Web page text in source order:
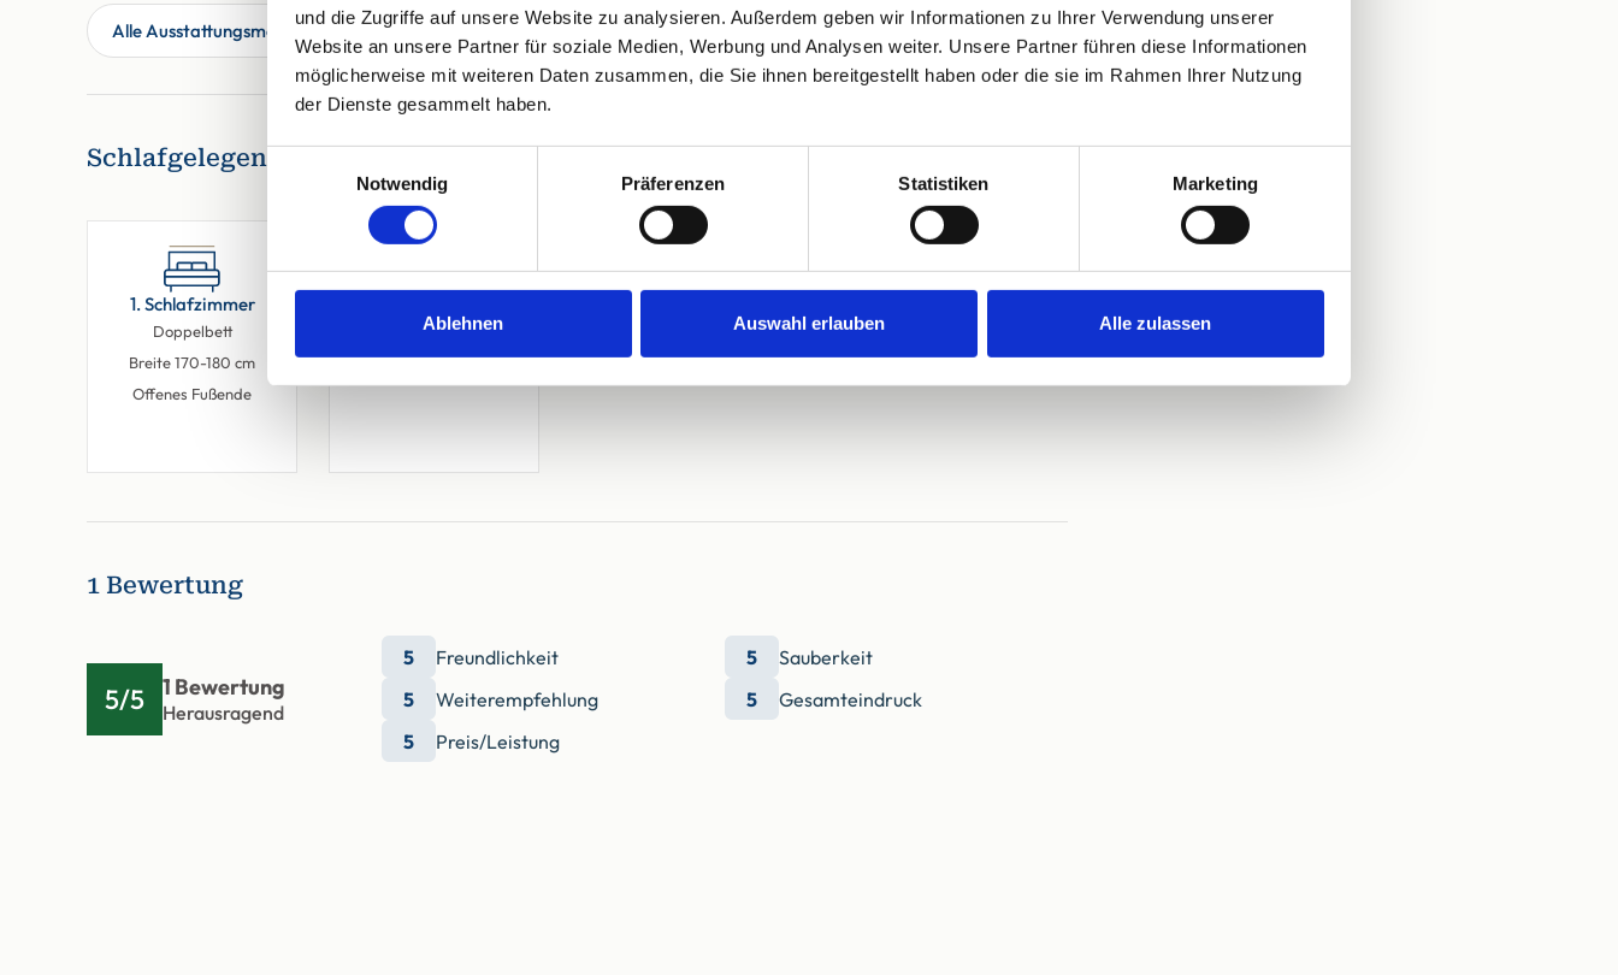
und die Zugriffe auf unsere Website zu analysieren. Außerdem geben wir Informationen zu Ihrer Verwendung unserer
Website an unsere Partner für soziale Medien, Werbung und Analysen weiter. Unsere Partner führen diese Informationen
möglicherweise mit weiteren Daten zusammen, die Sie ihnen bereitgestellt haben oder die sie im Rahmen Ihrer Nutzung
der Dienste gesammelt haben.
Notwendig
Präferenzen Statistiken Marketing
Ablehnen Auswahl erlauben Alle zulassen
Alle Ausstattungsmerkmale anzeigen
Schlafgelegenheiten
1. Schlafzimmer
Doppelbett
Breite 170-180 cm
Offenes Fußende
Kleines Doppelbett
Breite < 170 cm
1 Bewertung
5/5 1 Bewertung
Herausragend
5 Freundlichkeit 5
Sauberkeit
5
Weiterempfehlung 5
Gesamteindruck
5
Preis/Leistung